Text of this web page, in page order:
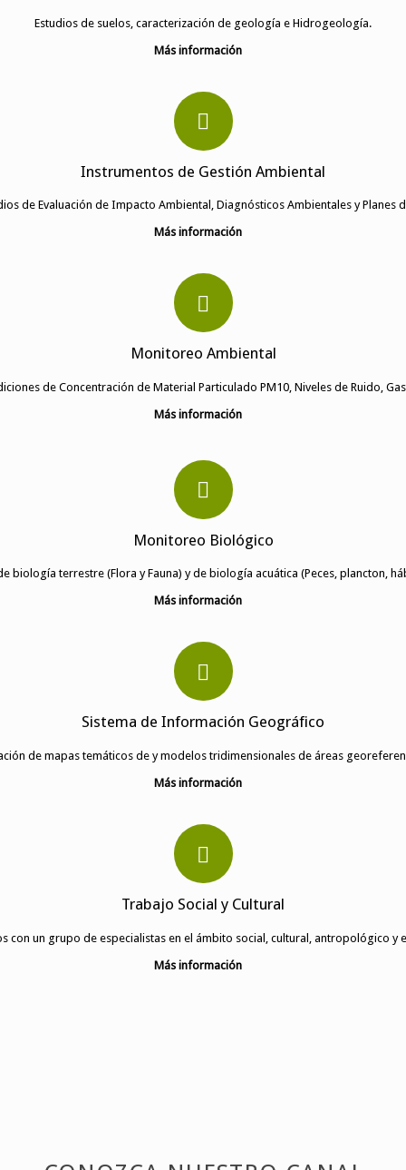
Estudios de suelos, caracterización de geología e Hidrogeología.
Más información
Instrumentos de Gestión Ambiental
de Evaluación de Impacto Ambiental, Diagnósticos Ambientales y Planes
Más información
Monitoreo Ambiental
de Concentración de Material Particulado PM10, Niveles de Ruido,
Más información
Monitoreo Biológico
biología terrestre (Flora y Fauna) y de biología acuática (Peces, plancton,
Más información
Sistema de Información Geográfico
de mapas temáticos de y modelos tridimensionales de áreas
Más información
Trabajo Social y Cultural
con un grupo de especialistas en el ámbito social, cultural, antropológico y
Más información